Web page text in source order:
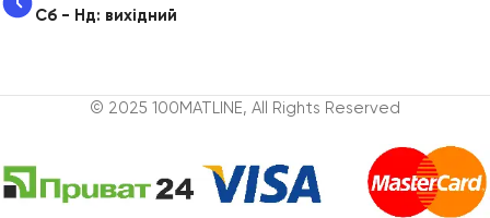
Сб - Нд: вихідний
© 2025 100MATLINE, All Rights Reserved